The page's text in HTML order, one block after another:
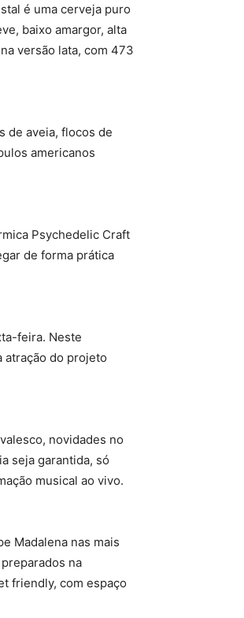
é uma cerveja puro
baixo amargor, alta
versão lata, com 473
de aveia, flocos de
americanos
Psychedelic Craft
de forma prática
feira. Neste
atração do projeto
novidades no
seja garantida, só
musical ao vivo.
Madalena nas mais
na
friendly, com espaço